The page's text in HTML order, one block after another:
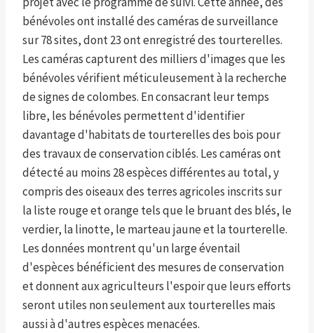
bénévoles ont installé des caméras de surveillance
sur 78 sites, dont 23 ont enregistré des tourterelles.
Les caméras capturent des milliers d'images que les
bénévoles vérifient méticuleusement à la recherche
de signes de colombes. En consacrant leur temps
libre, les bénévoles permettent d'identifier
davantage d'habitats de tourterelles des bois pour
des travaux de conservation ciblés. Les caméras ont
détecté au moins 28 espèces différentes au total, y
compris des oiseaux des terres agricoles inscrits sur
la liste rouge et orange tels que le bruant des blés, le
verdier, la linotte, le marteau jaune et la tourterelle.
Les données montrent qu'un large éventail
d'espèces bénéficient des mesures de conservation
et donnent aux agriculteurs l'espoir que leurs efforts
seront utiles non seulement aux tourterelles mais
aussi à d'autres espèces menacées.